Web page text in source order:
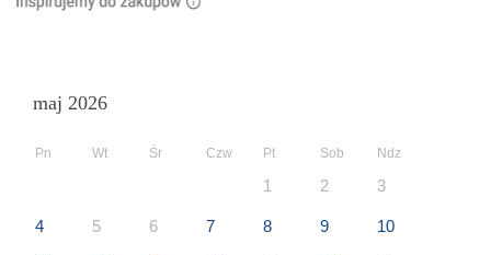
maj 2026
Pn Wt Śr Czw Pt Sob Ndz
1 2 3
4 5 6 7 8 9 10